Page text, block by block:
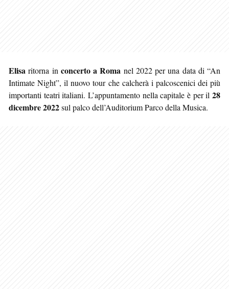
Elisaritorna in concerto a Roma nel 2022 per una data di “An
Intimate Night”, il nuovo tour che calcherà i palcoscenici dei più
importanti teatri italiani. L’appuntamento nella capitale è per il 28
dicembre 2022sul palco dell’Auditorium Parco della Musica.